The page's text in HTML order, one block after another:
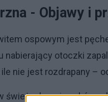
- Objawy i
ospowym jest
nabierający otoczki
nie jest rozdrapany –
świeżych zmian